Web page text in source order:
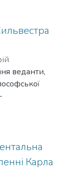
веданти,
С.
на
впливом Ґ. В.
Новицького і
Карла